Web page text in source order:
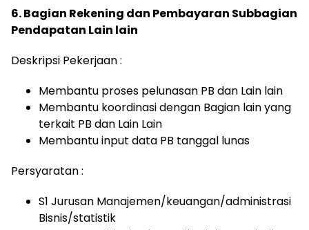
6. Bagian Rekening dan Pembayaran Subbagian
Pendapatan Lain lain
Deskripsi Pekerjaan :
Membantu proses pelunasan PB dan Lain lain
Membantu koordinasi dengan Bagian lain yang
terkait PB dan Lain Lain
Membantu input data PB tanggal lunas
Persyaratan :
S1 Jurusan Manajemen/keuangan/administrasi
Bisnis/statistik